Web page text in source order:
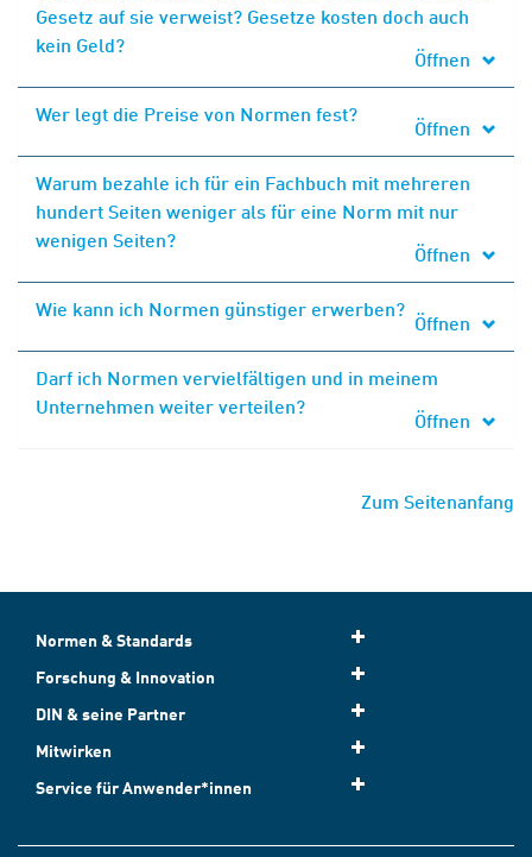
Gesetz auf sie verweist? Gesetze kosten doch auch
kein Geld?
Öffnen
Wer legt die Preise von Normen fest?
Öffnen
Warum bezahle ich für ein Fachbuch mit mehreren
hundert Seiten weniger als für eine Norm mit nur
wenigen Seiten?
Öffnen
Wie kann ich Normen günstiger erwerben?
Öffnen
Darf ich Normen vervielfältigen und in meinem
Unternehmen weiter verteilen?
Öffnen
Zum Seitenanfang
Normen & Standards
Forschung & Innovation
DIN & seine Partner
Mitwirken
Service für Anwender*innen